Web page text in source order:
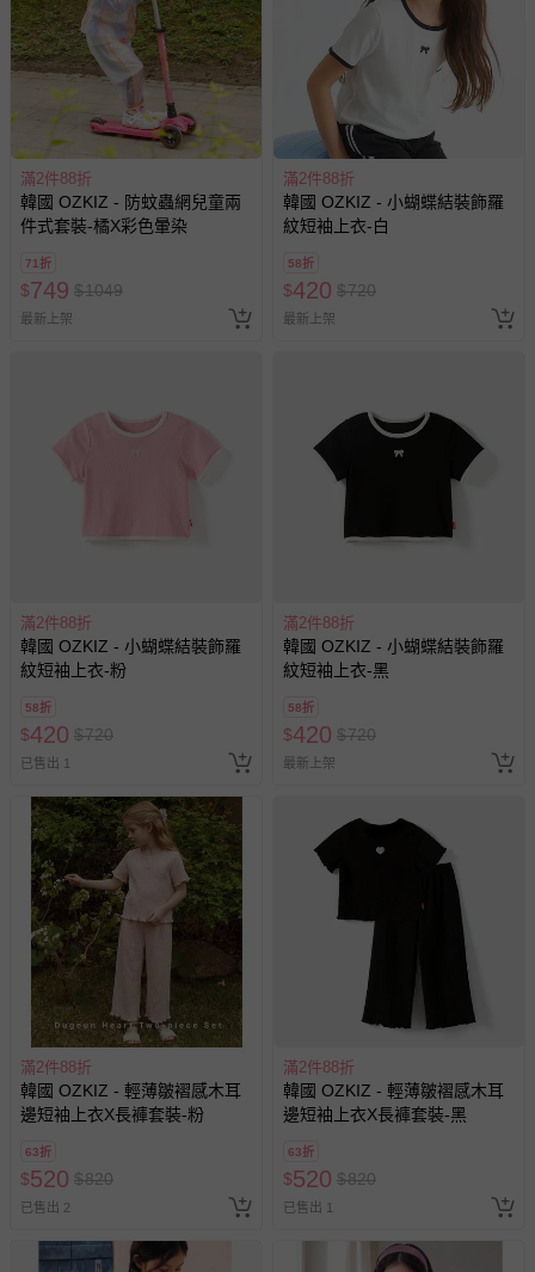
滿2件88折
韓國 OZKIZ - 防蚊蟲網兒童兩
件式套裝-橘X彩色暈染
71折
$749 $1049
最新上架
滿2件88折
韓國 OZKIZ - 小蝴蝶結裝飾羅
紋短袖上衣-白
58折
$420 $720
最新上架
滿2件88折
韓國 OZKIZ - 小蝴蝶結裝飾羅
紋短袖上衣-粉
58折
$420 $720
已售出 1
滿2件88折
韓國 OZKIZ - 小蝴蝶結裝飾羅
紋短袖上衣-黑
58折
$420 $720
最新上架
滿2件88折
韓國 OZKIZ - 輕薄皺褶感木耳
邊短袖上衣X長褲套裝-粉
63折
$520 $820
已售出 2
滿2件88折
韓國 OZKIZ - 輕薄皺褶感木耳
邊短袖上衣X長褲套裝-黑
63折
$520 $820
已售出 1